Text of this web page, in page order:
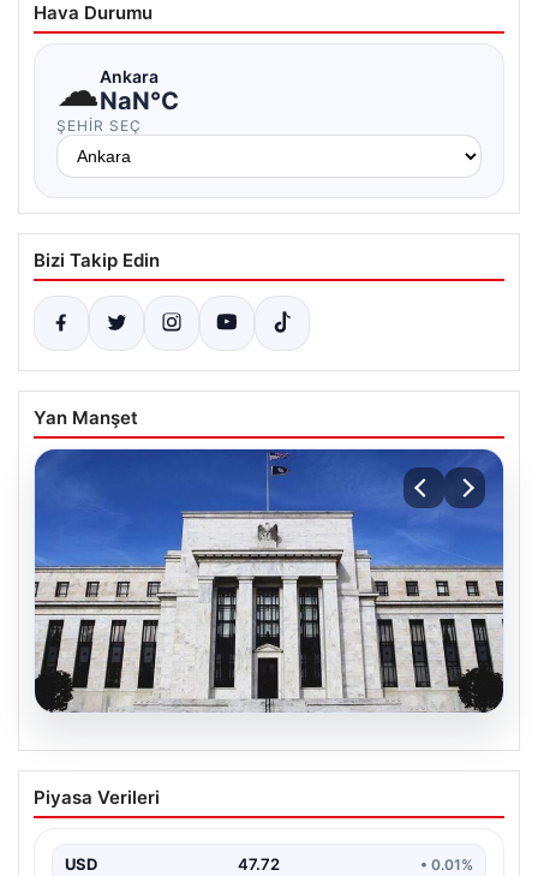
Hava Durumu
☁Ankara
NaN°C
ŞEHIR SEÇ
Bizi Takip Edin
Yan Manşet
08.08.2026
Fed faizi sabit tuttu
Piyasa Verileri
USD 47.72 • 0.01%